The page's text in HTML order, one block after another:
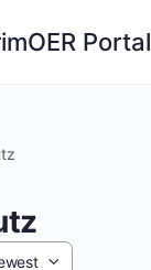
Portal